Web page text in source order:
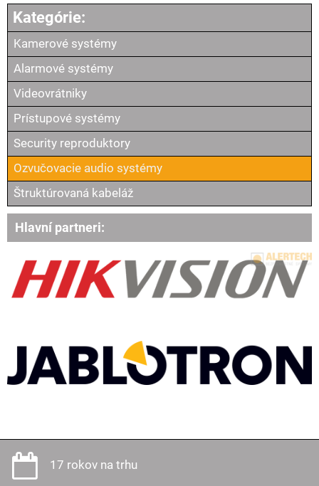
Kamerové systémy
Alarmové systémy
Videovrátniky
Prístupové systémy
Security reproduktory
Ozvučovacie audio systémy
Štruktúrovaná kabeláž
Hlavní partneri:
17 rokov na trhu